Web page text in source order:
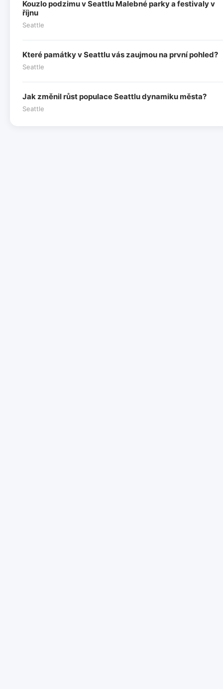
Kouzlo podzimu v Seattlu Malebné parky a festivaly v
říjnu
Seattle
Které památky v Seattlu vás zaujmou na první pohled?
Seattle
Jak změnil růst populace Seattlu dynamiku města?
Seattle